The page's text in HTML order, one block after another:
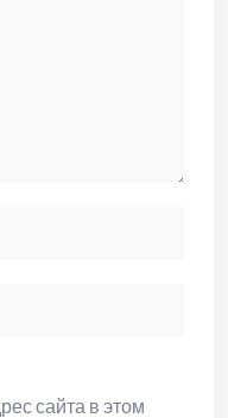
сайта в этом